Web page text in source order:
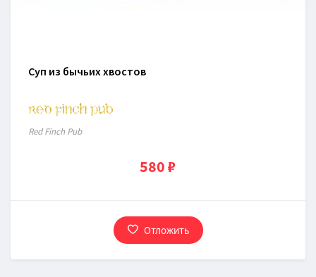
Суп из бычьих хвостов
Red Finch Pub
580 ₽
Отложить